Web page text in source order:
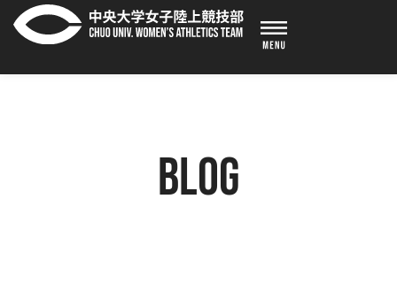
BLOG